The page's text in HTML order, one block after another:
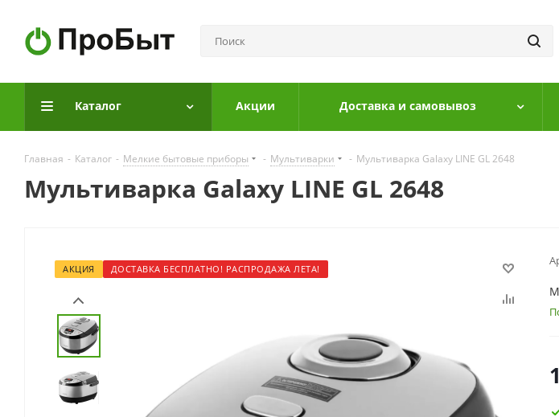
Каталог Акции Доставка и самовывоз
Главная - Каталог - Мелкие бытовые приборы - Мультиварки - Мультиварка Galaxy LINE GL 2648
Мультиварка Galaxy LINE GL 2648
АКЦИЯ ДОСТАВКА БЕСПЛАТНО! РАСПРОДАЖА ЛЕТА!